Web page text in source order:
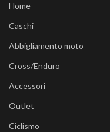
Home
Caschi
Abbigliamento moto
Cross/Enduro
Accessori
Outlet
Ciclismo